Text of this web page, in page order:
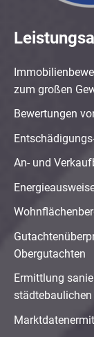
zum großen
Bewertungen
An- und
Obergutachten
Ermittlung